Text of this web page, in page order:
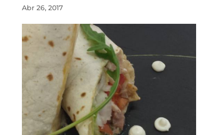
Abr 26, 2017